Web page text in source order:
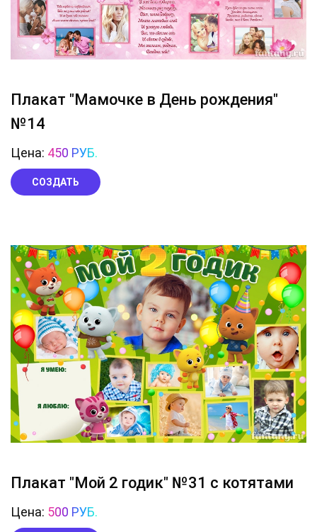
Плакат "Мамочке в День рождения"
№14
Цена: 450 РУБ.
СОЗДАТЬ
Плакат "Мой 2 годик" №31 с котятами
Цена: 500 РУБ.